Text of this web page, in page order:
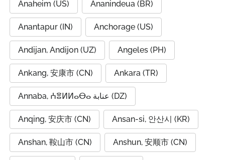
Anaheim (US) Ananindeua (BR)
Anantapur (IN) Anchorage (US)
Andijan, Andijon (UZ) Angeles (PH)
Ankang, 安康市 (CN) Ankara (TR)
Annaba, ⵄⴻⵍⵍⴰⴱⴰ عنابة (DZ)
Anqing, 安庆市 (CN) Ansan-si, 안산시 (KR)
Anshan, 鞍山市 (CN) Anshun, 安顺市 (CN)